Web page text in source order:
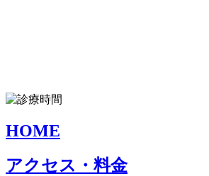
HOME
アクセス・料金